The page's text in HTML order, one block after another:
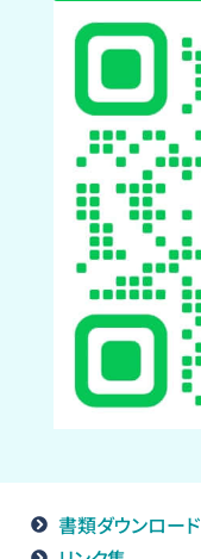
書類ダウンロード